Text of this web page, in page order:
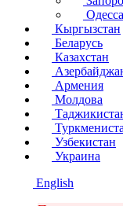
Одесса
Кыргызстан
Беларусь
Казахстан
Армения
Молдова
Узбекистан
Украина
English